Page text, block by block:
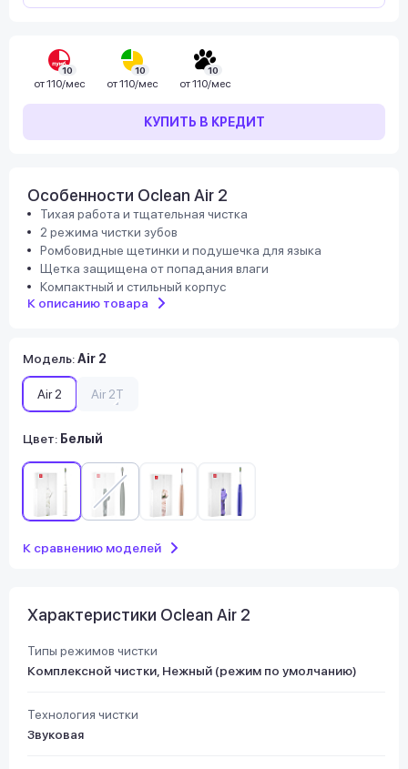
10
от110/мес
10
от110/мес
10
от110/мес
КУПИТЬ В КРЕДИТ
Особенности Oclean Air 2
Тихая работа и тщательная чистка
2 режима чистки зубов
Ромбовидные щетинки и подушечка для языка
Щетка защищена от попадания влаги
Компактный и стильный корпус
К описанию товара
Модель:Air 2
Air 2 Air 2T
Цвет: Белый
К сравнению моделей
Характеристики Oclean Air 2
Типы режимов чистки
Комплексной чистки, Нежный (режим по умолчанию)
Технология чистки
Звуковая